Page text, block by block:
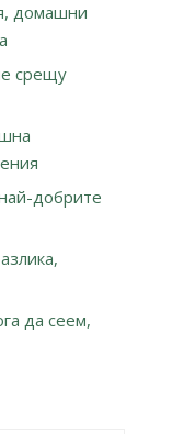
домашни
срещу
добрите
да сеем,